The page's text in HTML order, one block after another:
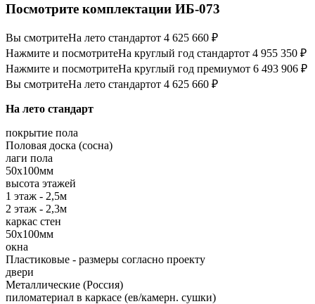
Посмотрите комплектации ИБ-073
Вы смотритеНа лето стандартот 4 625 660 ₽
Нажмите и посмотритеНа круглый год стандартот 4 955 350 ₽
Нажмите и посмотритеНа круглый год премиумот 6 493 906 ₽
Вы смотритеНа лето стандартот 4 625 660 ₽
На лето стандарт
покрытие пола
Половая доска (сосна)
лаги пола
50х100мм
высота этажей
1 этаж - 2,5м
2 этаж - 2,3м
каркас стен
50х100мм
окна
Пластиковые - размеры согласно проекту
двери
Металлические (Россия)
пиломатериал в каркасе (ев/камерн. сушки)